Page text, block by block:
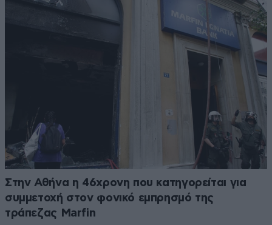
Στην Αθήνα η 46χρονη που κατηγορείται για
συμμετοχή στον φονικό εμπρησμό της
τράπεζας Marfin